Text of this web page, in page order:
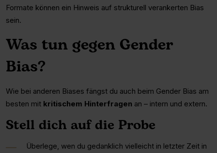
Formate können ein Hinweis auf strukturell verankerten Bias
sein.
Was tun gegen Gender
Bias?
Wie bei anderen Biases fängst du auch beim Gender Bias am
besten mit kritischem Hinterfragen an – intern und extern.
Stell dich auf die Probe
Überlege, wen du gedanklich vielleicht in letzter Zeit in